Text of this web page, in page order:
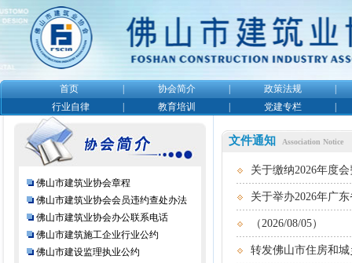
首页 协会简介 政策法规
行业自律
教育培训 党建专栏
佛山市建筑业协会章程
佛山市建筑业协会会员违约查处办法
佛山市建筑业协会办公联系电话
佛山市建筑施工企业行业公约
佛山市建设监理执业公约
文件通知 Association Notice
关于缴纳2026年度
关于举办2026年广
（2026/08/05）
转发佛山市住房和